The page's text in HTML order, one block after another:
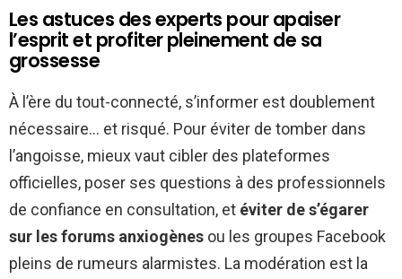
Les astuces des experts pour apaiser
l’esprit et profiter pleinement de sa
grossesse
À l’ère du tout-connecté, s’informer est doublement
nécessaire… et risqué. Pour éviter de tomber dans
l’angoisse, mieux vaut cibler des plateformes
officielles, poser ses questions à des professionnels
de confiance en consultation, et éviter de s’égarer
sur les forums anxiogènes ou les groupes Facebook
pleins de rumeurs alarmistes. La modération est la